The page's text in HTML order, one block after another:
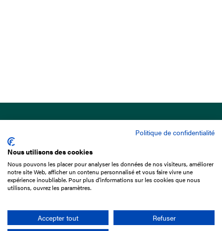
15 Boulevard de Douaumont
75017 Paris
01 49 10 20 29
Rechercher
Politique de confidentialité
Nous utilisons des cookies
Nous pouvons les placer pour analyser les données de nos visiteurs, améliorer
notre site Web, afficher un contenu personnalisé et vous faire vivre une
expérience inoubliable. Pour plus d'informations sur les cookies que nous
utilisons, ouvrez les paramètres.
Accepter tout
Refuser